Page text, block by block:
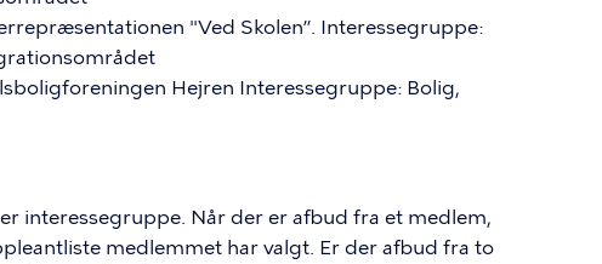
"Ved Skolen”. Interessegruppe:
Hejren Interessegruppe: Bolig,
interessegruppe. Når der er afbud fra et medlem,
medlemmet har valgt. Er der afbud fra to